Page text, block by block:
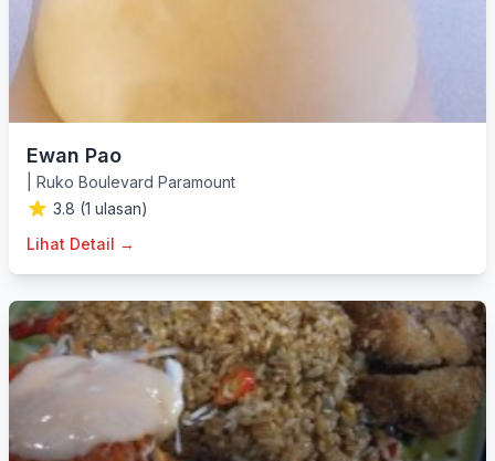
Ewan Pao
Ruko Boulevard Paramount
3.8 (1 ulasan)
Lihat Detail →